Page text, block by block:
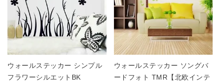
ウォールステッカー シンプル
フラワーシルエットBK
ウォールステッカー ソングバ
ードフォト TMR【北欧インテ